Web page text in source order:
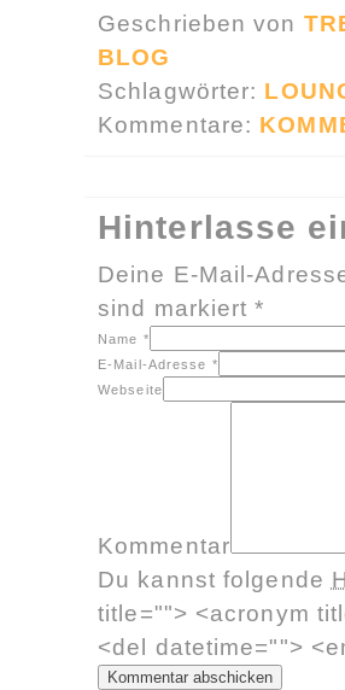
Geschrieben von
BLOG
Schlagwörter:
Kommentare:
Hinterlasse
Deine E-Mail-
sind markiert*
Name *
E-Mail-Adresse *
Webseite
Kommentar
Du kannst folgende
title=""> <acronym
<del datetime="">